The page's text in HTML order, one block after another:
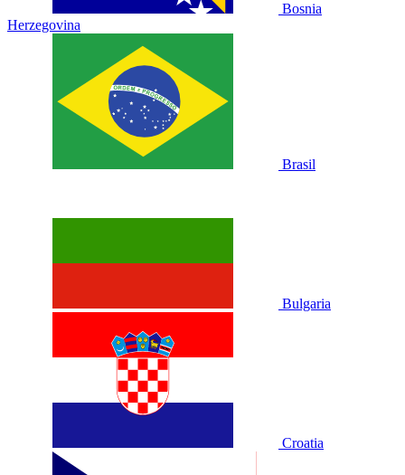
Bosnia
Herzegovina
Brasil
Bulgaria
Croatia